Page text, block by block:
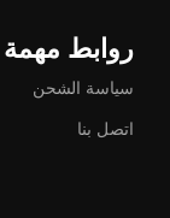
روابط مهمة
سياسة الشحن
اتصل بنا